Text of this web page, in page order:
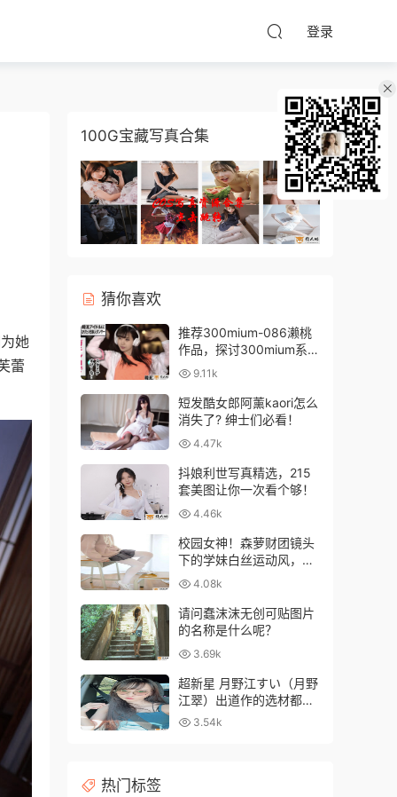
登录
她
蕾
100G宝藏写真合集
猜你喜欢
推荐300mium-086濑桃
作品，探讨300mium系列
中的极致美感
9.11k
短发酷女郎阿薰kaori怎么
消失了? 绅士们必看！
4.47k
抖娘利世写真精选，215
套美图让你一次看个够！
4.46k
校园女神！森萝财团镜头
下的学妹白丝运动风，青
春气息爆棚！
4.08k
请问蠢沫沫无创可贴图片
的名称是什么呢？
3.69k
超新星 月野江すい（月野
江翠）出道作的选材都相
当大胆超前
3.54k
热门标签